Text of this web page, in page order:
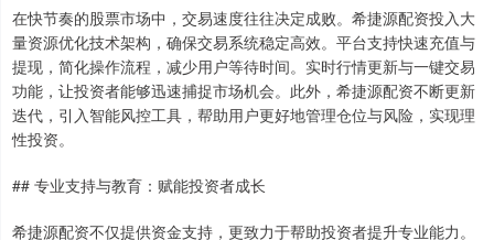
在快节奏的股票市场中，交易速度往往决定成败。希捷源配资投入大
量资源优化技术架构，确保交易系统稳定高效。平台支持快速充值与
提现，简化操作流程，减少用户等待时间。实时行情更新与一键交易
功能，让投资者能够迅速捕捉市场机会。此外，希捷源配资不断更新
迭代，引入智能风控工具，帮助用户更好地管理仓位与风险，实现理
性投资。
## 专业支持与教育：赋能投资者成长
希捷源配资不仅提供资金支持，更致力于帮助投资者提升专业能力。